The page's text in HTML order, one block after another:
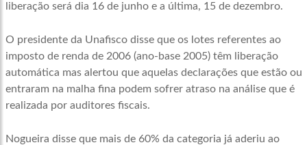
liberação será dia 16 de junho e a última, 15 de dezembro.
O presidente da Unafisco disse que os lotes referentes ao
imposto de renda de 2006 (ano-base 2005) têm liberação
automática mas alertou que aquelas declarações que estão ou
entraram na malha fina podem sofrer atraso na análise que é
realizada por auditores fiscais.
Nogueira disse que mais de 60% da categoria já aderiu ao